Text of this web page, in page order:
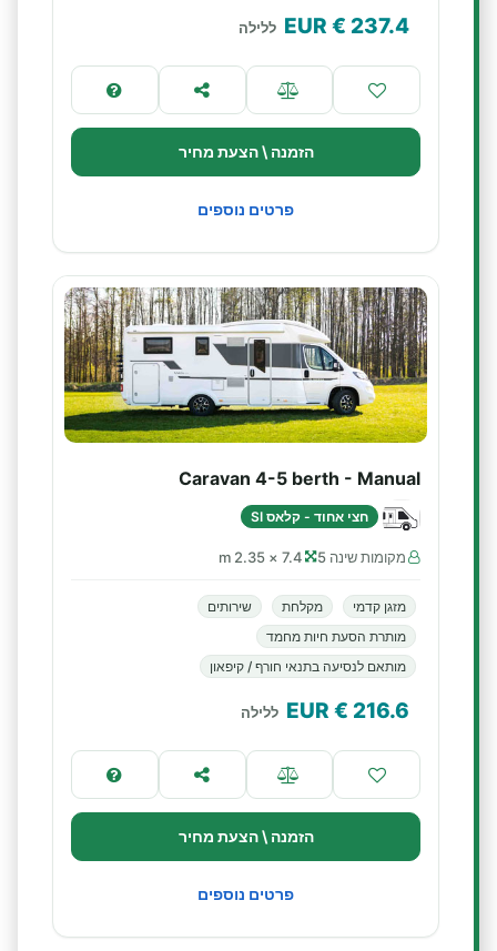
237.4
€ EUR ללילה
הזמנה \ הצעת מחיר
פרטים נוספים
Caravan 4-5 berth - Manual
חצי אחוד - קלאס SI
מקומות שינה 5 7.4 × 2.35 m
מזגן קדמי מקלחת
שירותים
מותרת הסעת חיות מחמד
מותאם לנסיעה בתנאי חורף / קיפאון
216.6
€ EUR ללילה
הזמנה \ הצעת מחיר
פרטים נוספים